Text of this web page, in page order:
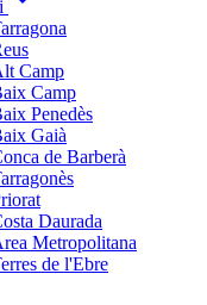
Camp
Camp
Penedès
Gaià
de Barberà
Daurada
Metropolitana
de l'Ebre